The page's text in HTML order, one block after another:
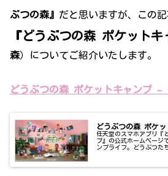
ぶつの森』 だと思いますが、この
『どうぶつの森 ポケットキ
森）についてご紹介いたします。
どうぶつの森 ポケットキャンプ –
どうぶつの森 ポケ
任天堂のスマホアプリ『
プ』の公式ホームページ
ンプライフ。どうぶつた